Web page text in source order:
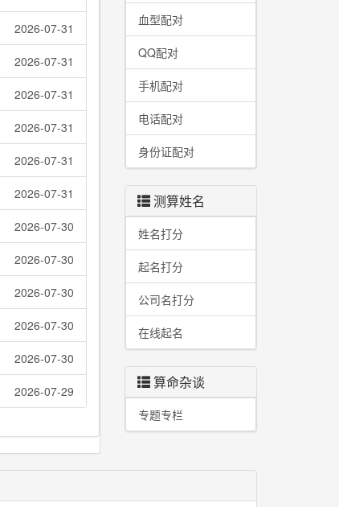
2026-07-31
2026-07-31
2026-07-31
2026-07-31
2026-07-31
2026-07-31
2026-07-30
2026-07-30
2026-07-30
2026-07-30
2026-07-30
2026-07-29
血型配对
QQ配对
手机配对
电话配对
身份证配对
测算姓名
姓名打分
起名打分
公司名打分
在线起名
算命杂谈
专题专栏